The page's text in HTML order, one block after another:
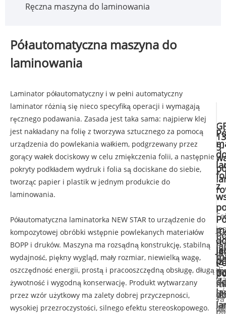
Ręczna maszyna do laminowania
Półautomatyczna maszyna do
laminowania
Laminator półautomatyczny i w pełni automatyczny
laminator różnią się nieco specyfiką operacji i wymagają
ręcznego podawania. Zasada jest taka sama: najpierw klej
jest nakładany na folię z tworzywa sztucznego za pomocą
urządzenia do powlekania wałkiem, podgrzewany przez
gorący wałek dociskowy w celu zmiękczenia folii, a następnie
pokryty podkładem wydruk i folia są dociskane do siebie,
tworząc papier i plastik w jednym produkcie do
laminowania.
Półautomatyczna laminatorka NEW STAR to urządzenie do
kompozytowej obróbki wstępnie powlekanych materiałów
BOPP i druków. Maszyna ma rozsądną konstrukcję, stabilną
wydajność, piękny wygląd, mały rozmiar, niewielką wagę,
oszczędność energii, prostą i pracooszczędną obsługę, długą
żywotność i wygodną konserwację. Produkt wytwarzany
przez wzór użytkowy ma zalety dobrej przyczepności,
wysokiej przezroczystości, silnego efektu stereoskopowego.
5-
5-
(z
Ta
z
do
z